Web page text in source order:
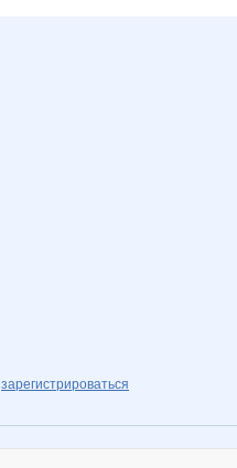
зарегистрироваться